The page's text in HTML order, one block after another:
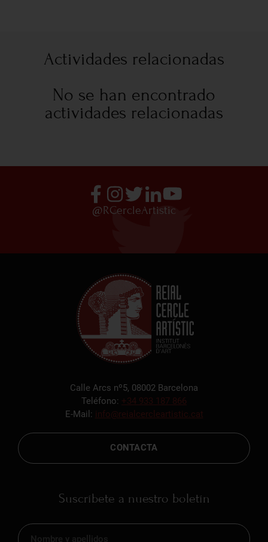
Actividades relacionadas
No se han encontrado
actividades relacionadas
@RCercleArtistic
Calle Arcs nº5, 08002 Barcelona
Teléfono: +34 933 187 866
E-Mail: info@reialcercleartistic.cat
CONTACTA
Suscríbete a nuestro boletín